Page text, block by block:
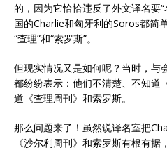
的，因为它恰恰违反了外文译名要
国的Charlie和匈牙利的Soros都简
“查理”和“索罗斯”。
但现实情况又是如何呢？当时，与
都纷纷表示：他们不清楚、不知道
道《查理周刊》和索罗斯。
那么问题来了！虽然说译名室把
《沙尔利周刊》和索罗斯有根有